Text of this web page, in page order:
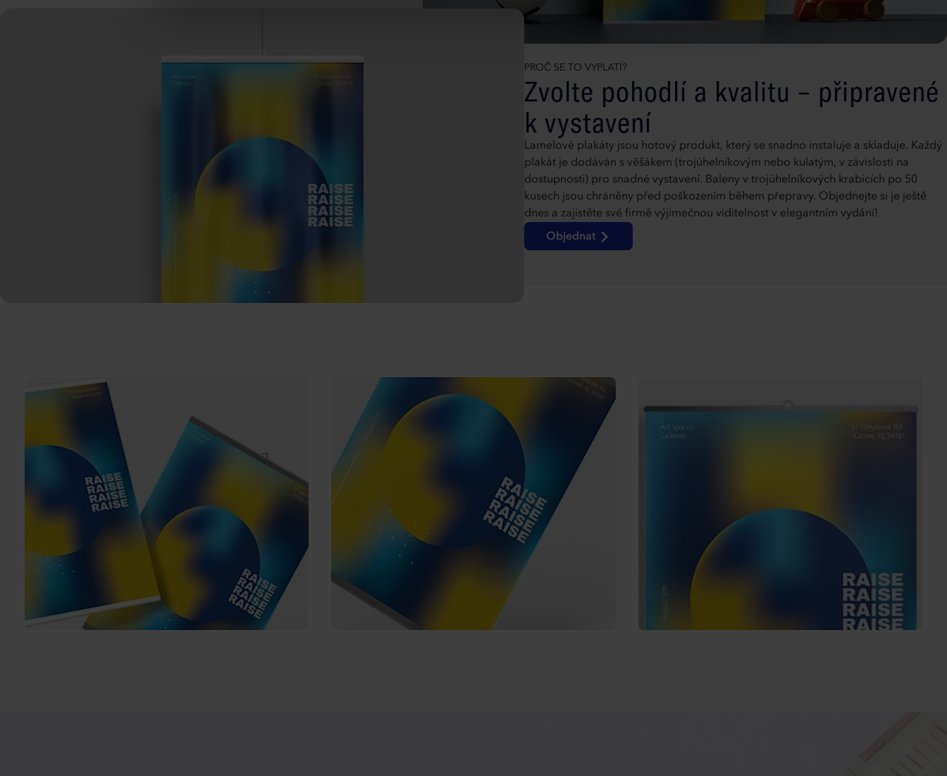
PROČ SE TO VYPLATÍ?
Zvolte pohodlí a kvalitu – připravené
k vystavení
Lamelové plakáty jsou hotový produkt, který se snadno instaluje a skladuje. Každý
plakát je dodáván s věšákem (trojúhelníkovým nebo kulatým, v závislosti na
dostupnosti) pro snadné vystavení. Baleny v trojúhelníkových krabicích po 50
kusech jsou chráněny před poškozením během přepravy. Objednejte si je ještě
dnes a zajistěte své firmě výjimečnou viditelnost v elegantním vydání!
Objednat